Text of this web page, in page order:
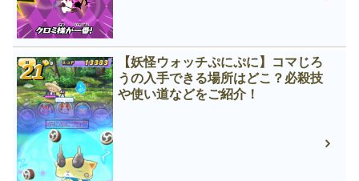
【妖怪ウォッチぷにぷに】コマじろ
うの入手できる場所はどこ？必殺技
や使い道などをご紹介！